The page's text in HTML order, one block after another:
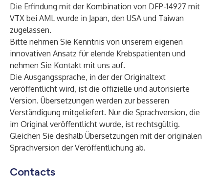
Die Erfindung mit der Kombination von DFP-14927 mit
VTX bei AML wurde in Japan, den USA und Taiwan
zugelassen.
Bitte nehmen Sie Kenntnis von unserem eigenen
innovativen Ansatz für elende Krebspatienten und
nehmen Sie Kontakt mit uns auf.
Die Ausgangssprache, in der der Originaltext
veröffentlicht wird, ist die offizielle und autorisierte
Version. Übersetzungen werden zur besseren
Verständigung mitgeliefert. Nur die Sprachversion, die
im Original veröffentlicht wurde, ist rechtsgültig.
Gleichen Sie deshalb Übersetzungen mit der originalen
Sprachversion der Veröffentlichung ab.
Contacts